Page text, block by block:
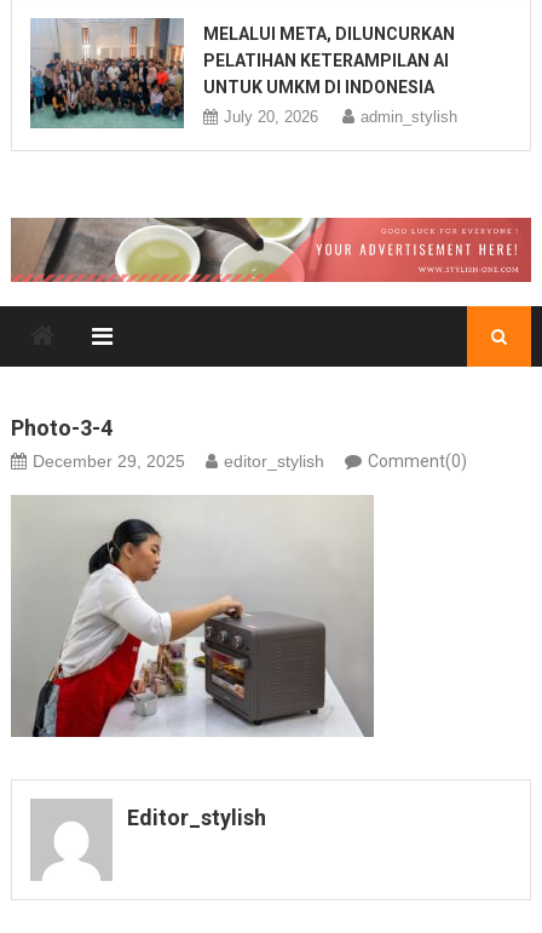
MELALUI META, DILUNCURKAN
PELATIHAN KETERAMPILAN AI
UNTUK UMKM DI INDONESIA
July 20, 2026 admin_stylish
Photo-3-4
December 29, 2025 editor_stylish Comment(0)
Editor_stylish